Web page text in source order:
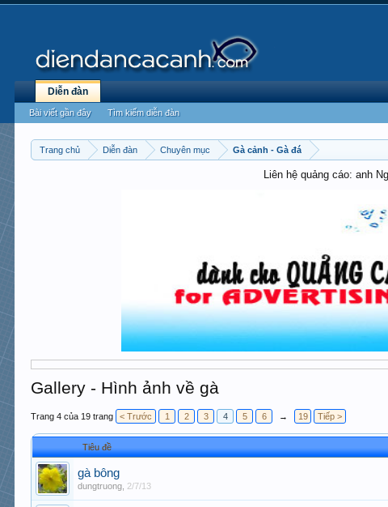
Trang chủ Diễn đàn Chuyên mục Gà cảnh - Gà đá
Liên hệ quảng cáo: anh
Gallery - Hình ảnh về gà
Trang 4 của 19 trang < Trước 1 2 3 4 5 6 → 19 Tiếp >
Tiêu đề
gà bông
dungtruong 2/7/13
Diễn đàn
Bài viết gần đây Tìm kiếm diễn đàn